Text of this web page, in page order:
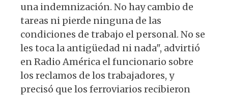
una indemnización. No hay cambio de
tareas ni pierde ninguna de las
condiciones de trabajo el personal. No se
les toca la antigüedad ni nada", advirtió
en Radio América el funcionario sobre
los reclamos de los trabajadores, y
precisó que los ferroviarios recibieron